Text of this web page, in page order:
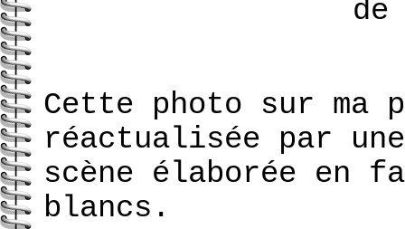
de
Cette photo sur ma
réactualisée par
scène élaborée en
blancs.